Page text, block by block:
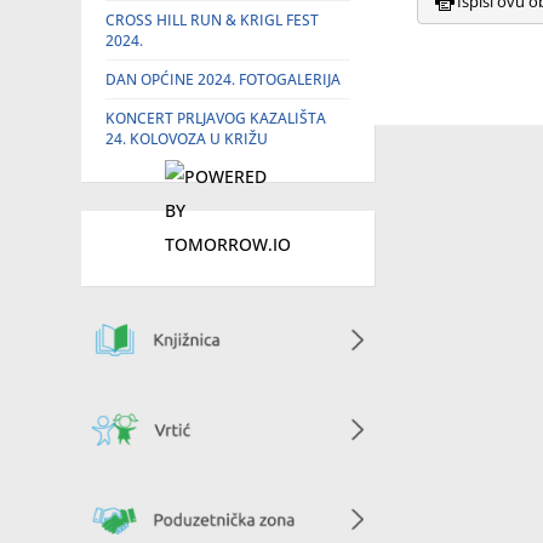
CROSS HILL RUN & KRIGL FEST
2024.
DAN OPĆINE 2024. FOTOGALERIJA
KONCERT PRLJAVOG KAZALIŠTA
24. KOLOVOZA U KRIŽU